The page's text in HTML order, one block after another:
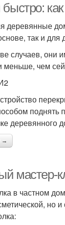
деревянные
так и для
случаев, они
чем
поднять
деревянного
→
мастер-
в частном
но